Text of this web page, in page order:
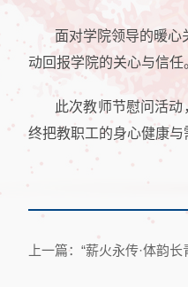
面对学院领导的暖
动回报学院的关心与信任
此次教师节慰问活
终把教职工的身心健康
上一篇：“薪火永传·体